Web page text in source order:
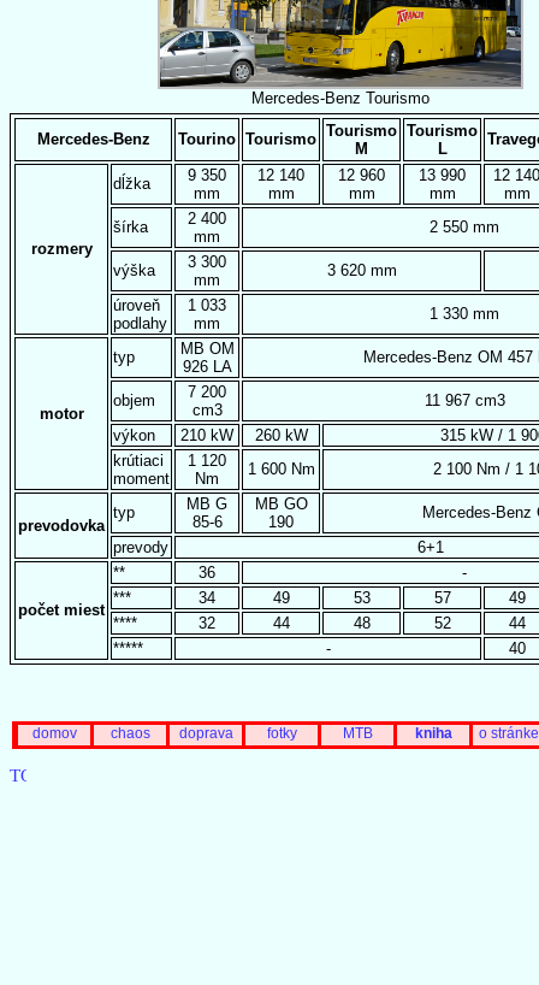
Mercedes-Benz Tourismo
Mercedes-Benz Tourino Tourismo Tourismo
M
Tourismo
L
rozmery
dĺžka
9 350
mm
12 140
mm
12 960
mm
13 990
mm
12 140
mm
šírka
2 400
mm
2 550 mm
výška
3 300
mm
3 620 mm
úroveň
podlahy
1 033
mm
1 330 mm
motor
typ
MB OM
926 LA
Mercedes-Benz OM 457
objem
7 200
cm3
11 967 cm3
výkon
210 kW 260 kW
315 kW / 1
krútiaci
moment
1 120
Nm
1 600 Nm 2 100 Nm / 1
prevodovka
typ
MB G
85-6
MB GO
190
Mercedes-Benz
prevody
6+1
počet miest
** 36
-
***
34 49 53 57
49
****
32 44 48 52
44
*****
- 40
domov chaos doprava fotky MTB kniha o stránke